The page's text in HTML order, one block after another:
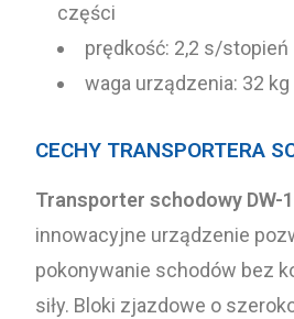
części
prędkość: 2,2 s/stopień
waga urządzenia: 32 kg
CECHY TRANSPORTERA
Transporter schodowy DW-
innowacyjne urządzenie
pokonywanie schodów bez
siły. Bloki zjazdowe o